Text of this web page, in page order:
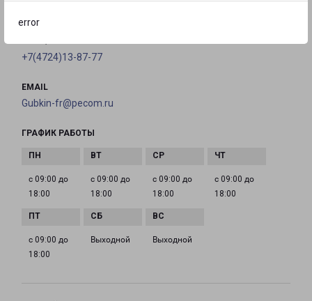
error
+7(4724)13-87-77
EMAIL
Gubkin-fr@pecom.ru
ГРАФИК РАБОТЫ
с 09:00 до
18:00
с 09:00 до
18:00
с 09:00 до
18:00
с 09:00 до
18:00
с 09:00 до
18:00
Выходной Выходной